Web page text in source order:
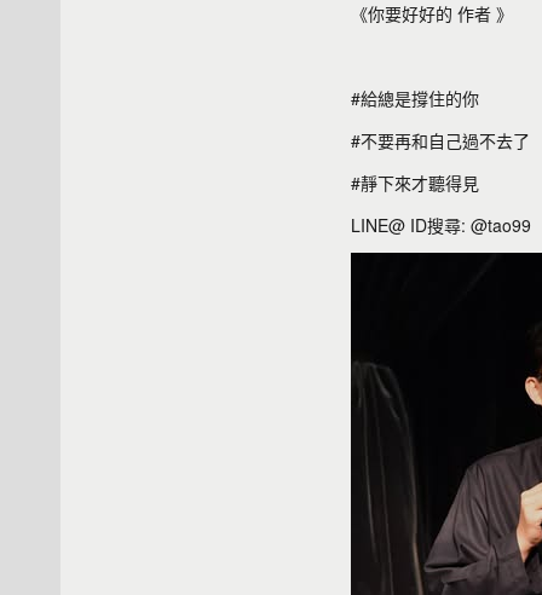
《你要好好的 作者 》
#給總是撐住的你
#不要再和自己過不去了
#靜下來才聽得見
LINE@ ID搜尋: @tao99